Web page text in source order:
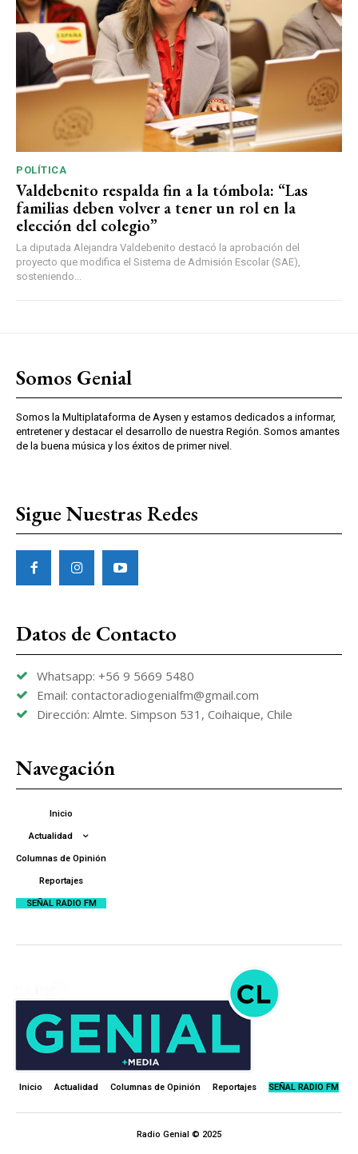
POLÍTICA
Valdebenito respalda fin a la tómbola: “Las
familias deben volver a tener un rol en la
elección del colegio”
La diputada Alejandra Valdebenito destacó la aprobación del
proyecto que modifica el Sistema de Admisión Escolar (SAE),
sosteniendo...
Somos Genial
Somos la Multiplataforma de Aysen y estamos dedicados a informar,
entretener y destacar el desarrollo de nuestra Región. Somos amantes
de la buena música y los éxitos de primer nivel.
Sigue Nuestras Redes
Datos de Contacto
Whatsapp: +56 9 5669 5480
Email: contactoradiogenialfm@gmail.com
Dirección: Almte. Simpson 531, Coihaique, Chile
Navegación
Inicio
Actualidad
Columnas de Opinión
Reportajes
SEÑAL RADIO FM
Inicio Actualidad Columnas de Opinión Reportajes SEÑAL RADIO FM
Radio Genial © 2025